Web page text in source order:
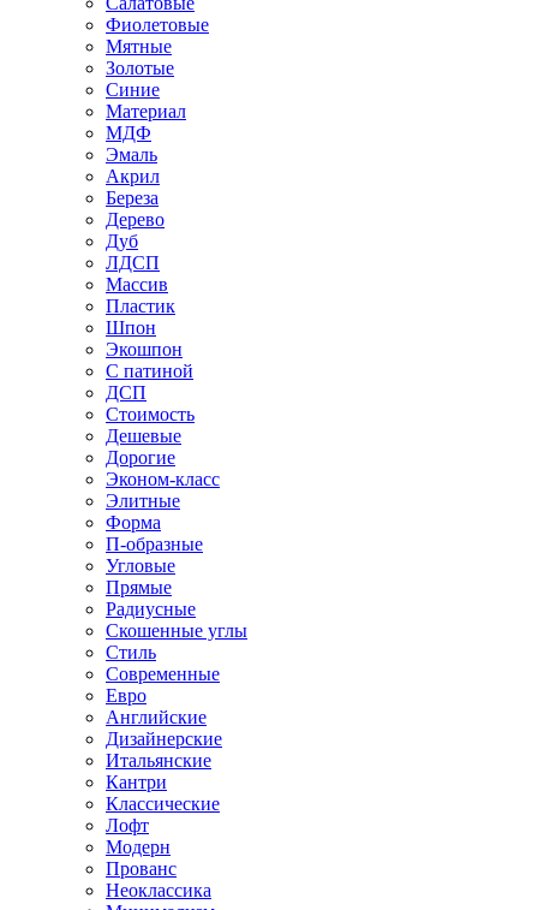
Фиолетовые
Мятные
Золотые
Синие
Материал
МДФ
Эмаль
Акрил
Береза
Дерево
Дуб
ЛДСП
Массив
Пластик
Шпон
Экошпон
С патиной
ДСП
Стоимость
Дешевые
Дорогие
Эконом-класс
Элитные
Форма
П-образные
Угловые
Прямые
Радиусные
Скошенные углы
Стиль
Современные
Евро
Английские
Дизайнерские
Итальянские
Кантри
Классические
Лофт
Модерн
Прованс
Неоклассика